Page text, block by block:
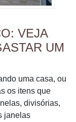
VEJA
UM
uma casa, ou
os itens que
divisórias,
janelas